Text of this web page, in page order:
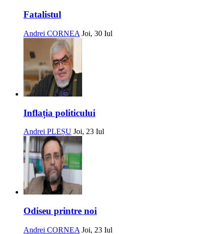
Fatalistul
Andrei CORNEA Joi, 30 Iul
Inflația politicului
Andrei PLEȘU Joi, 23 Iul
Odiseu printre noi
Andrei CORNEA Joi, 23 Iul